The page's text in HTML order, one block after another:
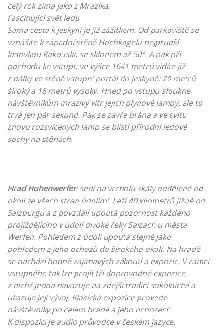
celý rok zima jako z Mrazíka.
Fascinující svět ledu
Sama cesta k jeskyni je již zážitkem. Od parkoviště se
vznášíte k západní stěně Hochkogelu nejprudší
lanovkou Rakouska se sklonem až 50°. A pak při
pochodu ke vstupu ve výšce 1641 metrů vidíte již
z dálky ve stěně vstupní portál do jeskyně: 20 metrů
široký a 18 metrů vysoký. Hned po vstupu sfoukne
návštěvníkům mrazivý vítr jejich plynové lampy, ale to
trvá jen pár sekund. Pak se zavře brána a ve svitu
znovu rozsvícených lamp se bliští přírodní ledové
sochy na stěnách.
Hrad Hohenwerfensedí na vrcholu skály oddělené od
okolí ze všech stran údolími. Leží 40 kilometrů jižně od
Salzburgu a z povzdálí upoutá pozornost každého
projíždějícího v údolí divoké řeky Salzach u města
Werfen. Pohledem z údolí upoutá stejně jako
pohledem z jeho ochozů do širokého okolí. Na hradě
se nachází hodně zajímavých zákoutí a expozic. V rámci
vstupného tak lze projít tři doprovodné expozice,
z nichž jedna navazuje na zdejší tradici sokolnictví a
ukazuje její vývoj. Klasická expozice provede
návštěvníky po celém hradě a jeho ochozech.
K dispozici je audio průvodce v českém jazyce.